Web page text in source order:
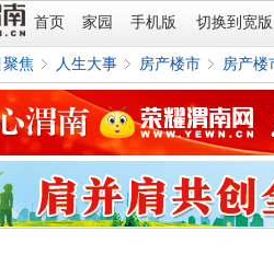
首页 家园 手机版 切换到宽版
焦
›
人生大事
›
房产楼市
›
房产楼